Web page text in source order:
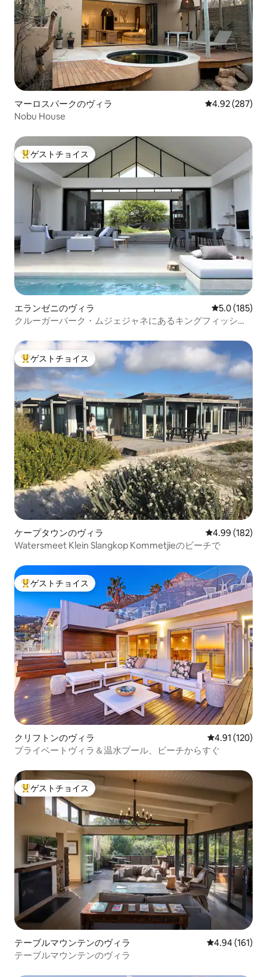
マーロスパークのヴィラ レビュー287
4.92 (287)
Nobu House
大好評のゲストチョイスです。
ゲストチョイス
エランゼニのヴィラ レビュー185
5.0 (185)
クルーガーパーク・ムジェジャネにあるキングフィッシャ
大好評のゲストチョイスです。
ゲストチョイス
ケープタウンのヴィラ レビュー182
4.99 (182)
Watersmeet Klein Slangkop Kommetjieのビーチで
大好評のゲストチョイスです。
ゲストチョイス
クリフトンのヴィラ レビュー120
4.91 (120)
プライベートヴィラ＆温水プール、ビーチからすぐ
大好評のゲストチョイスです。
ゲストチョイス
テーブルマウンテンのヴィラ レビュー161
4.94 (161)
テーブルマウンテンのヴィラ